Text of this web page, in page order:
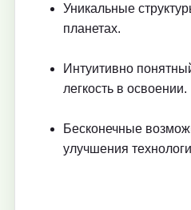
Уникальные
планетах.
Интуитивно
легкость в освоении.
Бесконечные
улучшения